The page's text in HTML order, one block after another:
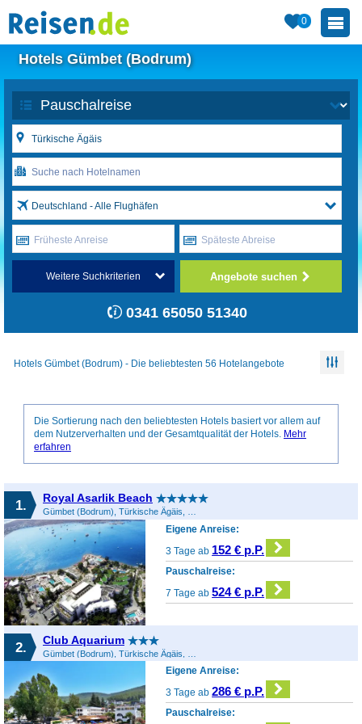
0
Hotels Gümbet (Bodrum)
Deutschland - Alle Flughäfen
Früheste Anreise Späteste Abreise
Weitere Suchkriterien Angebote suchen
0341 65050 51340
Hotels Gümbet (Bodrum) - Die beliebtesten 56 Hotelangebote
Die Sortierung nach den beliebtesten Hotels basiert vor allem auf
dem Nutzerverhalten und der Gesamtqualität der Hotels. Mehr
erfahren
1. Royal Asarlik Beach
Eigene Anreise:
3 Tage ab 152 € p.P.
Pauschalreise:
7 Tage ab524 € p.P.
2. Club Aquarium
Eigene Anreise:
3 Tage ab286 € p.P.
Pauschalreise: